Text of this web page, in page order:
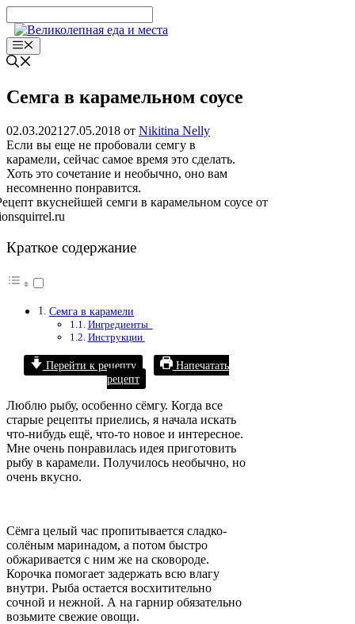
к
содержимому
Меню
Семга в карамельном соусе
02.03.2021 27.05.2018 от Nikitina Nelly
Если вы еще не пробовали семгу в
карамели, сейчас самое время это сделать.
Хоть это сочетание и необычно, оно вам
несомненно понравится.
Краткое содержание
Семга в карамели
Ингредиенты
Инструкции
Перейти к рецепту
Напечатать
рецепт
Люблю рыбу, особенно сёмгу. Когда все
старые рецепты приелись, я начала искать
что-нибудь ещё, что-то новое и интересное.
Мне очень понравилась идея приготовить
рыбу в карамели. Получилось необычно, но
очень вкусно.
Сёмга целый час пропитывается сладко-
солёным маринадом, а потом быстро
обжаривается с ним же на сковороде.
Корочка помогает задержать всю влагу
внутри. Рыба остается восхитительно
сочной и нежной. А на гарнир обязательно
возьмите свежие овощи.